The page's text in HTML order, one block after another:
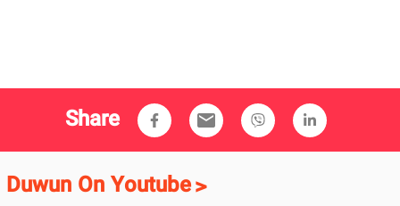
Share email
Duwun On Youtube>